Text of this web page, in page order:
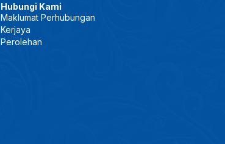
Hubungi Kami
Maklumat Perhubungan
Kerjaya
Perolehan